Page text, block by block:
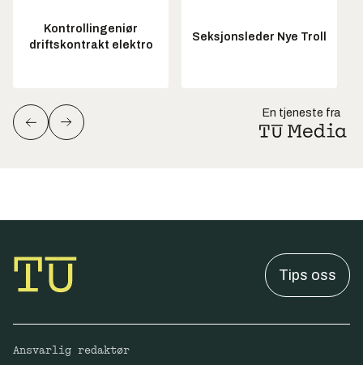
Kontrollingeniør
driftskontrakt elektro
Seksjonsleder Nye Troll
En tjeneste fra
Tips oss
Ansvarlig redaktør